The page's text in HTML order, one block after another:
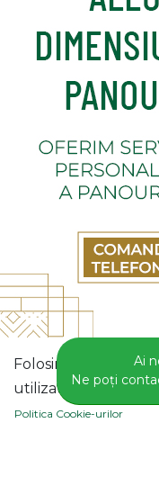
Toate produsele
PANOU
Folosim cookie-uri
utilizator mai bună
Politica Cookie-urilor
Ai
Ne poți